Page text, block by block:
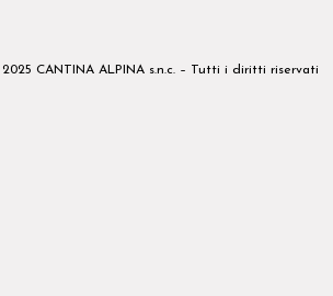
CANTINA ALPINA s.n.c. – Tutti i diritti riservati